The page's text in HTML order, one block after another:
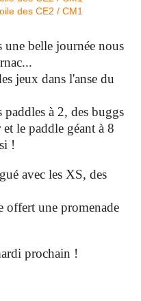
une belle journée nous
jeux dans l'anse du
à 2, des buggs
le paddle géant à 8
!
avec les XS, des
offert une promenade
prochain !